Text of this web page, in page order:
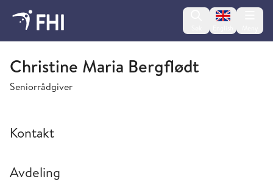
Change
Helsedatamottak
Christine Maria Bergflødt
Seniorrådgiver
Kontakt
Avdeling